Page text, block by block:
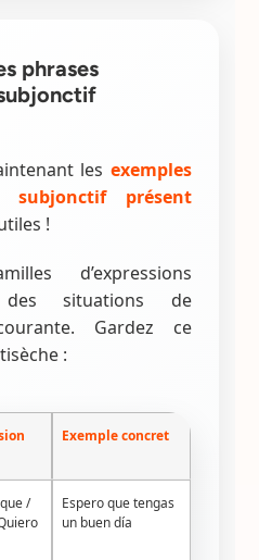
phrases
les exemples
présent
!
d’expressions
situations de
Gardez ce
:
Exemple concret
/
Espero que tengas
un buen día